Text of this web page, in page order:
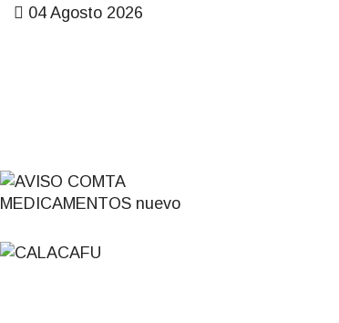
04 Agosto 2026